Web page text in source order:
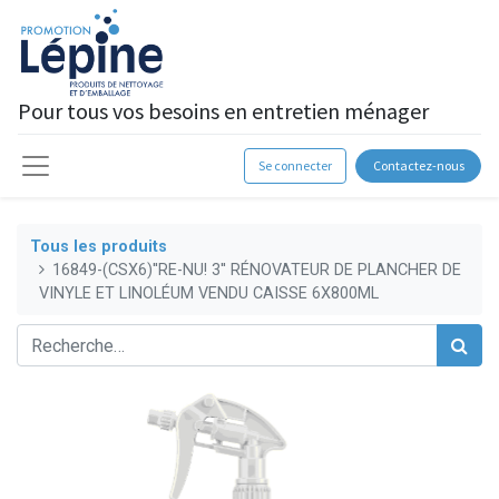
Pour tous vos besoins en entretien ménager
Se connecter Contactez-nous
Tous les produits
16849-(CSX6)''RE-NU! 3'' RÉNOVATEUR DE PLANCHER DE
VINYLE ET LINOLÉUM VENDU CAISSE 6X800ML